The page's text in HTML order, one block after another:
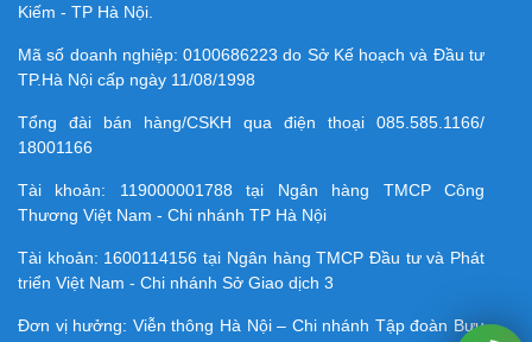
Kiếm - TP Hà Nội.
Mã số doanh nghiệp:0100686223 do Sở Kế hoạch và Đầu tư
TP.Hà Nội cấp ngày 11/08/1998
Tổng đài bán hàng/CSKH qua điện thoại 085.585.1166/
18001166
Tài khoản: 119000001788 tại Ngân hàng TMCP Công
Thương Việt Nam - Chi nhánh TP Hà Nội
Tài khoản: 1600114156 tại Ngân hàng TMCP Ðầu tư và Phát
triển Việt Nam - Chi nhánh Sở Giao dịch 3
Đơn vị hưởng: Viễn thông Hà Nội – Chi nhánh Tập đoàn Bưu